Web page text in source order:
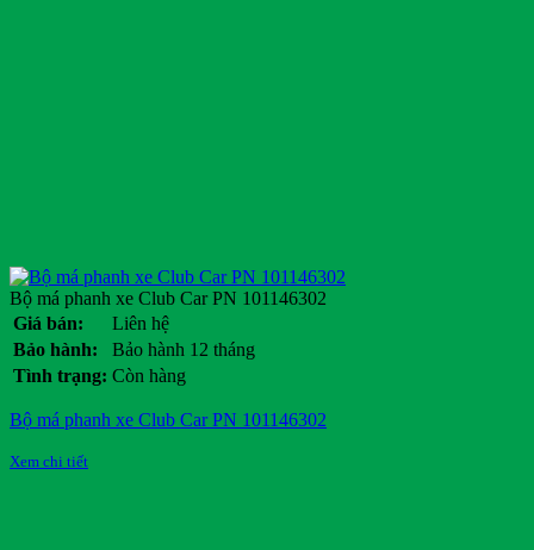
Bộ má phanh xe Club Car PN 101146302
Giá bán:
Liên hệ
Bảo hành:
Bảo hành 12 tháng
Tình trạng: Còn hàng
Bộ má phanh xe Club Car PN 101146302
Xem chi tiết